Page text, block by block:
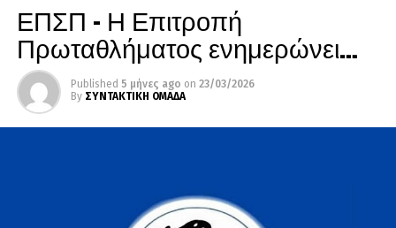
ΕΠΣΠ – Η Επιτροπή
Πρωταθλήματος ενημερώνει…
Published 5 μήνες ago on 23/03/2026
By ΣΥΝΤΑΚΤΙΚΗ ΟΜΑΔΑ